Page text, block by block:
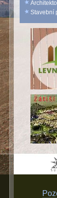
Stavební